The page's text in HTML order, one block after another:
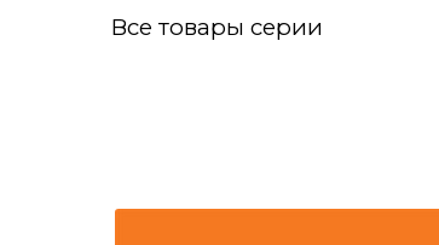
Все товары серии